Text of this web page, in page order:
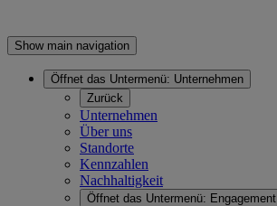
Show main navigation
Öffnet das Untermenü: Unternehmen
Zurück
Unternehmen
Über uns
Standorte
Kennzahlen
Nachhaltigkeit
Öffnet das Untermenü: Engagement